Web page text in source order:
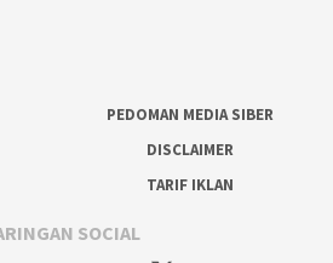
PEDOMAN MEDIA SIBER
DISCLAIMER
TARIF IKLAN
SOCIAL